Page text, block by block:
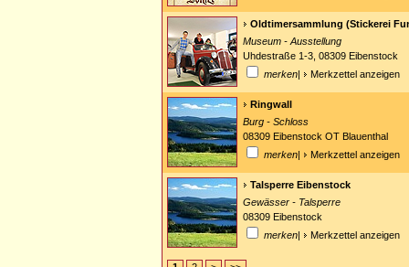
Oldtimersammlung (Stickerei
Museum - Ausstellung
Uhdestraße 1-3, 08309 Eibenstock
merken| Merkzettel anzeigen
Ringwall
Burg - Schloss
08309 Eibenstock OT Blauenthal
merken| Merkzettel anzeigen
Talsperre Eibenstock
Gewässer - Talsperre
08309 Eibenstock
merken| Merkzettel anzeigen